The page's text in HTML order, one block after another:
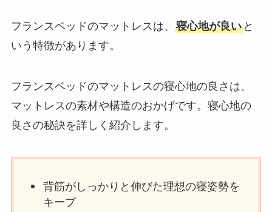
フランスベッドのマットレスは、 寝心地が良いと
いう特徴があります。
フランスベッドのマットレスの寝心地の良さは、
マットレスの素材や構造のおかげです。寝心地の
良さの秘訣を詳しく紹介します。
背筋がしっかりと伸びた理想の寝姿勢を
キープ